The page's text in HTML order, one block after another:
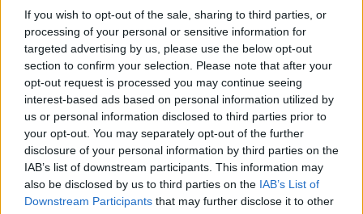
If you wish to opt-out of the sale, sharing to third parties, or
processing of your personal or sensitive information for
targeted advertising by us, please use the below opt-out
section to confirm your selection. Please note that after your
opt-out request is processed you may continue seeing
interest-based ads based on personal information utilized by
us or personal information disclosed to third parties prior to
your opt-out. You may separately opt-out of the further
disclosure of your personal information by third parties on the
IAB’s list of downstream participants. This information may
also be disclosed by us to third parties on the IAB’s List of
Downstream Participants that may further disclose it to other
Vuoi rimuovere le pubblicità nazionali?
Puoi abbonarti asoli € 1,10 al mese
cliccandoqui
Sei già abbonato?
Puoi effettuare l'accesso andando nella
sezioneLogindal menù del sito o
cliccandoqui